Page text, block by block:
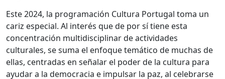
Este 2024, la programación Cultura Portugal toma un
cariz especial. Al interés que de por sí tiene esta
concentración multidisciplinar de actividades
culturales, se suma el enfoque temático de muchas de
ellas, centradas en señalar el poder de la cultura para
ayudar a la democracia e impulsar la paz, al celebrarse